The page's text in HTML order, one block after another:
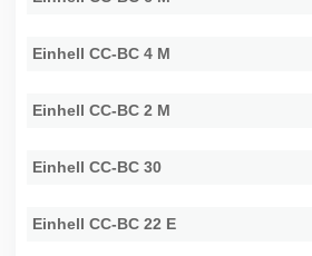
Einhell CC-BC 4 M
Einhell CC-BC 2 M
Einhell CC-BC 30
Einhell CC-BC 22 E